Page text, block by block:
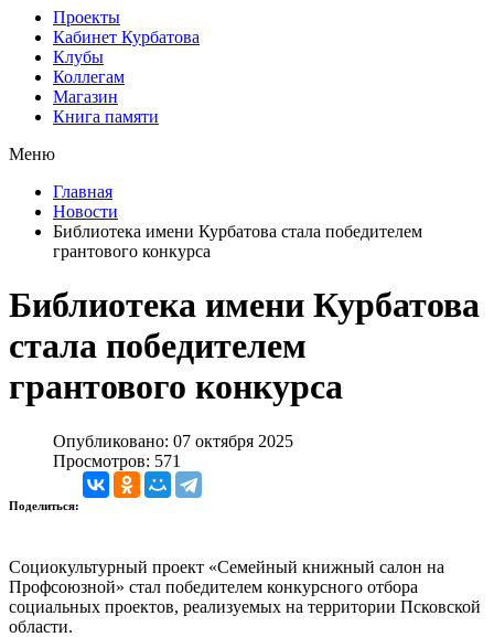
Проекты
Кабинет Курбатова
Клубы
Коллегам
Магазин
Книга памяти
Меню
Главная
Новости
Библиотека имени Курбатова стала победителем
грантового конкурса
Библиотека имени Курбатова
стала победителем
грантового конкурса
Опубликовано: 07 октября 2025
Просмотров: 571
Поделиться:
Социокультурный проект «Семейный книжный салон на
Профсоюзной» стал победителем конкурсного отбора
социальных проектов, реализуемых на территории Псковской
области.